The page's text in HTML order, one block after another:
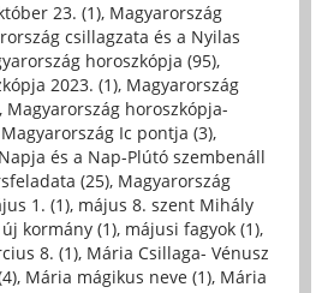
23. (1), Magyarország
csillagzata és a Nyilas
horoszkópja (95),
2023. (1), Magyarország
Magyarország horoszkópja-
Magyarország Ic pontja (3),
és a Nap-Plútó szembenáll
(25), Magyarország
1. (1), május 8. szent Mihály
kormány (1), májusi fagyok (1),
8. (1), Mária Csillaga- Vénusz
, Mária mágikus neve (1), Mária